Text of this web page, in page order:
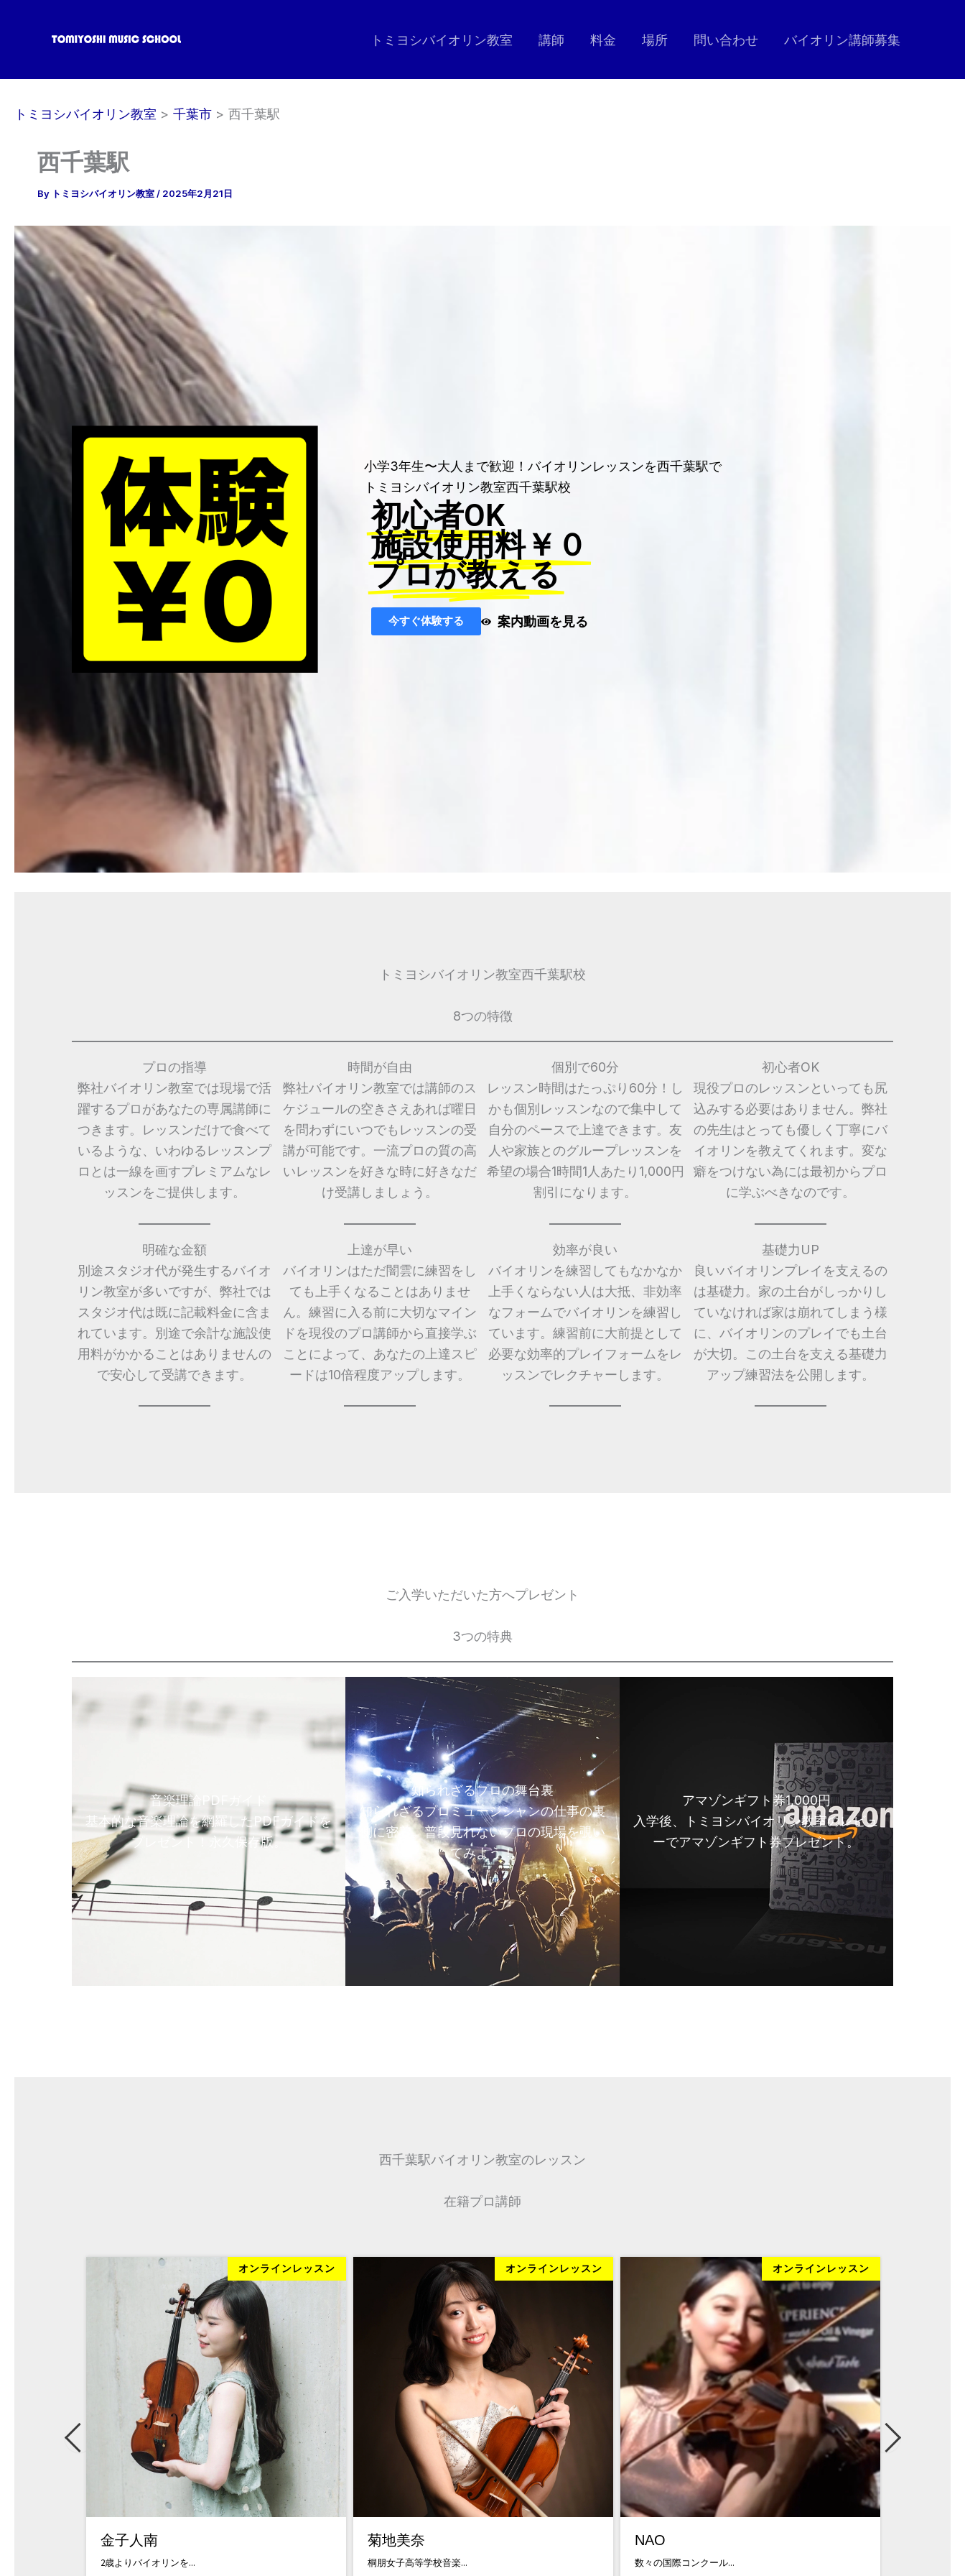
トミヨシバイオリン教室 講師 料金 場所 問い合わせ バイオリン講師募集
トミヨシバイオリン教室 千葉市 西千葉駅
西千葉駅
By トミヨシバイオリン教室/ 2025年2月21日
小学3年生〜大人まで歓迎！バイオリンレッスンを西千葉駅で
トミヨシバイオリン教室西千葉駅校
初心者OK
施設使用料￥０
プロが教える
今すぐ体験する 案内動画を見る
トミヨシバイオリン教室西千葉駅校
8つの特徴
プロの指導
弊社バイオリン教室では現場で活
躍するプロがあなたの専属講師に
つきます。レッスンだけで食べて
いるような、いわゆるレッスンプ
ロとは一線を画すプレミアムなレ
ッスンをご提供します。
時間が自由
弊社バイオリン教室では講師のス
ケジュールの空きさえあれば曜日
を問わずにいつでもレッスンの受
講が可能です。一流プロの質の高
いレッスンを好きな時に好きなだ
け受講しましょう。
個別で60分
レッスン時間はたっぷり60分！し
かも個別レッスンなので集中して
自分のペースで上達できます。友
人や家族とのグループレッスンを
希望の場合1時間1人あたり1,000円
割引になります。
初心者OK
現役プロのレッスンといっても尻
込みする必要はありません。弊社
の先生はとっても優しく丁寧にバ
イオリンを教えてくれます。変な
癖をつけない為には最初からプロ
に学ぶべきなのです。
明確な金額
別途スタジオ代が発生するバイオ
リン教室が多いですが、弊社では
スタジオ代は既に記載料金に含ま
れています。別途で余計な施設使
用料がかかることはありませんの
で安心して受講できます。
上達が早い
バイオリンはただ闇雲に練習をし
ても上手くなることはありませ
ん。練習に入る前に大切なマイン
ドを現役のプロ講師から直接学ぶ
ことによって、あなたの上達スピ
ードは10倍程度アップします。
効率が良い
バイオリンを練習してもなかなか
上手くならない人は大抵、非効率
なフォームでバイオリンを練習し
ています。練習前に大前提として
必要な効率的プレイフォームをレ
ッスンでレクチャーします。
基礎力UP
良いバイオリンプレイを支えるの
は基礎力。家の土台がしっかりし
ていなければ家は崩れてしまう様
に、バイオリンのプレイでも土台
が大切。この土台を支える基礎力
アップ練習法を公開します。
ご入学いただいた方へプレゼント
3つの特典
音楽理論PDFガイド
基本的な音楽理論を網羅したPDFガイドを
プレゼント！永久保存版。
知られざるプロの舞台裏
知られざるプロミュージシャンの仕事の裏
側に密着。普段見れないプロの現場を覗い
てみよう！
アマゾンギフト券1,000円
入学後、トミヨシバイオリン教室のレビュ
ーでアマゾンギフト券プレゼント。
西千葉駅バイオリン教室のレッスン
在籍プロ講師
オンラインレッスン
金子人南
2歳よりバイオリンを...
オンラインレッスン
菊地美奈
桐朋女子高等学校音楽...
オンラインレッスン
NAO
数々の国際コンクール...